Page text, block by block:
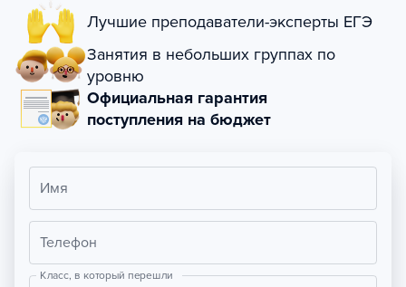
Лучшие преподаватели-эксперты ЕГЭ
Занятия в небольших группах по
уровню
Официальная гарантия
поступления на бюджет
Имя
Телефон
Класс, в который перешли